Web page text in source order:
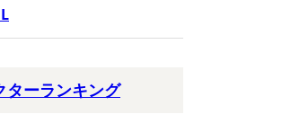
ターランキング